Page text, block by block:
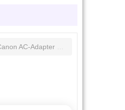
MP110, (646R0001), б/у